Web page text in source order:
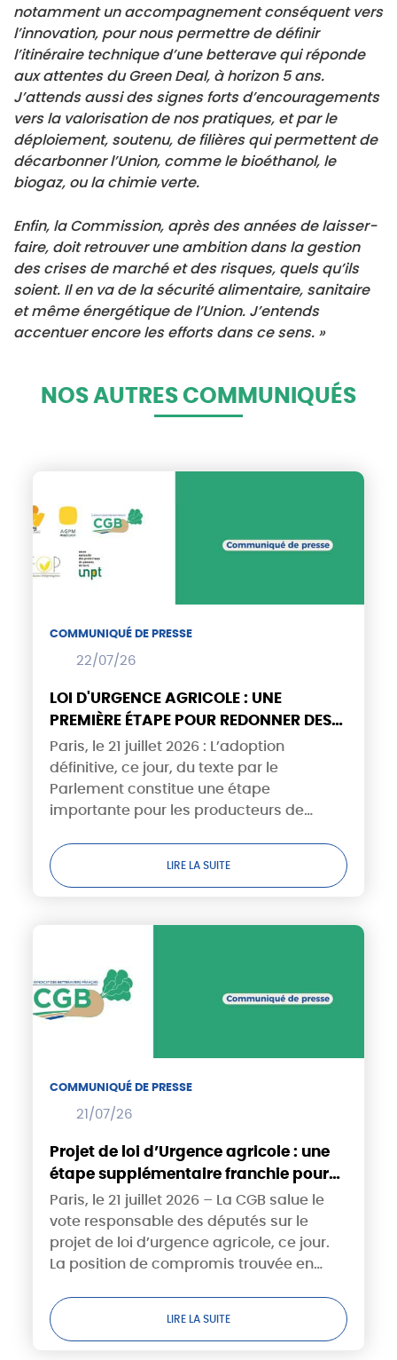
notamment un accompagnement conséquent vers
l’innovation, pour nous permettre de définir
l’itinéraire technique d’une betterave qui réponde
aux attentes du Green Deal, à horizon 5 ans.
J’attends aussi des signes forts d’encouragements
vers la valorisation de nos pratiques, et par le
déploiement, soutenu, de filières qui permettent de
décarbonner l’Union, comme le bioéthanol, le
biogaz, ou la chimie verte.
Enfin, la Commission, après des années de laisser-
faire, doit retrouver une ambition dans la gestion
des crises de marché et des risques, quels qu’ils
soient. Il en va de la sécurité alimentaire, sanitaire
et même énergétique de l’Union. J’entends
accentuer encore les efforts dans ce sens. »
NOS AUTRES COMMUNIQUÉS
COMMUNIQUÉ DE PRESSE
22/07/26
LOI D'URGENCE AGRICOLE : UNE
PREMIÈRE ÉTAPE POUR REDONNER DES
PERSPECTIVES AUX PRODUCTEURS DE
GRANDES CULTURES
Paris, le 21 juillet 2026 : L’adoption
définitive, ce jour, du texte par le
Parlement constitue une étape
importante pour les producteurs de
de l’eau et moyens de production et en
réduisant certaines distorsions...
LIRE LA SUITE
COMMUNIQUÉ DE PRESSE
21/07/26
Projet de loi d’Urgence agricole : une
étape supplémentaire franchie pour
les betteraviers !
Paris, le 21 juillet 2026 – La CGB salue le
vote responsable des députés sur le
projet de loi d’urgence agricole, ce jour.
La position de compromis trouvée en
sur le sujet des produits phytosanitaires,
a...
LIRE LA SUITE